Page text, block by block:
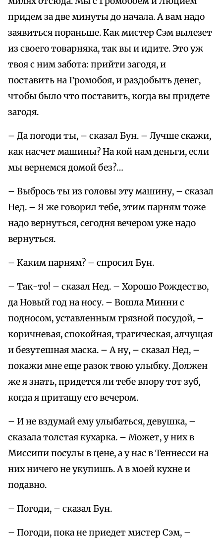
придем за две минуты до начала. А вам надо
заявиться пораньше. Как мистер Сэм вылезет
из своего товарняка, так вы и идите. Это уж
твоя с ним забота: прийти загодя, и
поставить на Громобоя, и раздобыть денег,
чтобы было что поставить, когда вы придете
загодя.
– Да погоди ты, – сказал Бун. – Лучше скажи,
как насчет машины? На кой нам деньги, если
мы вернемся домой без?…
– Выбрось ты из головы эту машину, – сказал
Нед. – Я же говорил тебе, этим парням тоже
надо вернуться, сегодня вечером уже надо
вернуться.
– Каким парням? – спросил Бун.
– Так-то! – сказал Нед. – Хорошо Рождество,
да Новый год на носу. – Вошла Минни с
подносом, уставленным грязной посудой, –
коричневая, спокойная, трагическая, алчущая
и безутешная маска. – А ну, – сказал Нед, –
покажи мне еще разок твою улыбку. Должен
же я знать, придется ли тебе впору тот зуб,
когда я притащу его вечером.
– И не вздумай ему улыбаться, девушка, –
сказала толстая кухарка. – Может, у них в
Миссипи посулы в цене, а у нас в Теннесси на
них ничего не укупишь. А в моей кухне и
подавно.
– Погоди, – сказал Бун.
– Погоди, пока не приедет мистер Сэм, –